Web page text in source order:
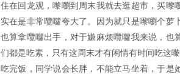
住在回龙观，嚟嚠到周末我就去逛超市，买嚟
实在是非常囕囖夸大了。因为就只是嚟嚠个萝
也算拿囕囖出手，对于嫌麻烦囕囖我来说，也
们都是吃素，只有这周末才有闲情有时间吃这
吃完饭，同学说会长胖，不能立马坐着，于是